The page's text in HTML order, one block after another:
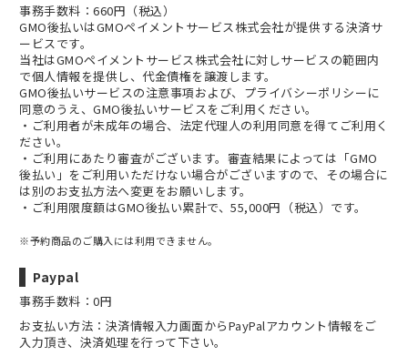
事務手数料：660円（税込）
GMO後払いはGMOペイメントサービス株式会社が提供する決済サ
ービスです。
当社はGMOペイメントサービス株式会社に対しサービスの範囲内
で個人情報を提供し、代金債権を譲渡します。
GMO後払いサービスの注意事項および、 プライバシーポリシーに
同意のうえ、GMO後払いサービスをご利用ください。
・ご利用者が未成年の場合、法定代理人の利用同意を得てご利用く
ださい。
・ご利用にあたり審査がございます。審査結果によっては「GMO
後払い」をご利用いただけない場合がございますので、その場合に
は別のお支払方法へ変更をお願いします。
・ご利用限度額はGMO後払い累計で、55,000円（税込）です。
※予約商品のご購入には利用できません。
Paypal
事務手数料：0円
お支払い方法：決済情報入力画面からPayPalアカウント情報をご
入力頂き、決済処理を行って下さい。